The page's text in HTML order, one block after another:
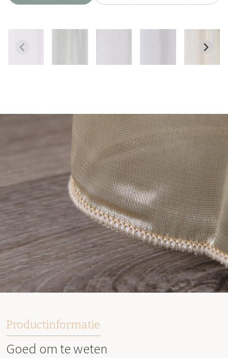
Productinformatie
Goed om te weten